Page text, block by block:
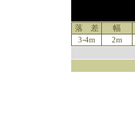
落 差 幅
3-4m
2m